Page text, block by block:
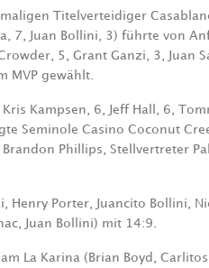
Titelverteidiger
7, Juan Bollini, 3) führte von
5, Grant Ganzi, 3, Juan
MVP gewählt.
Kampsen, 6, Jeff Hall, 6,
Seminole Casino Coconut
Phillips, Stellvertreter
Henry Porter, Juancito Bollini,
Juan Bollini) mit 14:9.
La Karina (Brian Boyd,